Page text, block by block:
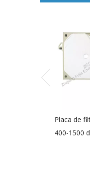
Placa de
400-1500